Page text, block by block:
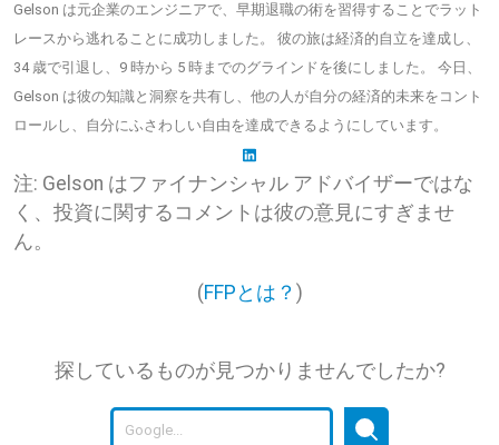
Gelson は元企業のエンジニアで、早期退職の術を習得することでラット
レースから逃れることに成功しました。 彼の旅は経済的自立を達成し、
34 歳で引退し、9 時から 5 時までのグラインドを後にしました。 今日、
Gelson は彼の知識と洞察を共有し、他の人が自分の経済的未来をコント
ロールし、自分にふさわしい自由を達成できるようにしています。
注: Gelson はファイナンシャル アドバイザーではな
く、投資に関するコメントは彼の意見にすぎませ
ん。
(FFPとは？ )
探しているものが見つかりませんでしたか?